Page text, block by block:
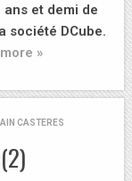
ans et demi de
société DCube.
»
CASTERES